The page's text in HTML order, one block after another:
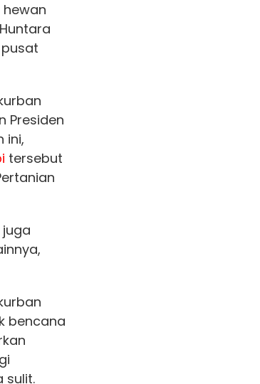
Presiden
ini,
tersebut
bencana
sulit.